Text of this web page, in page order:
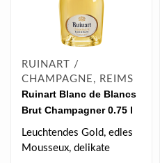
RUINART /
CHAMPAGNE, REIMS
Ruinart Blanc de Blancs
Brut Champagner 0.75 l
12.5% vol
Leuchtendes Gold, edles
Mousseux, delikate